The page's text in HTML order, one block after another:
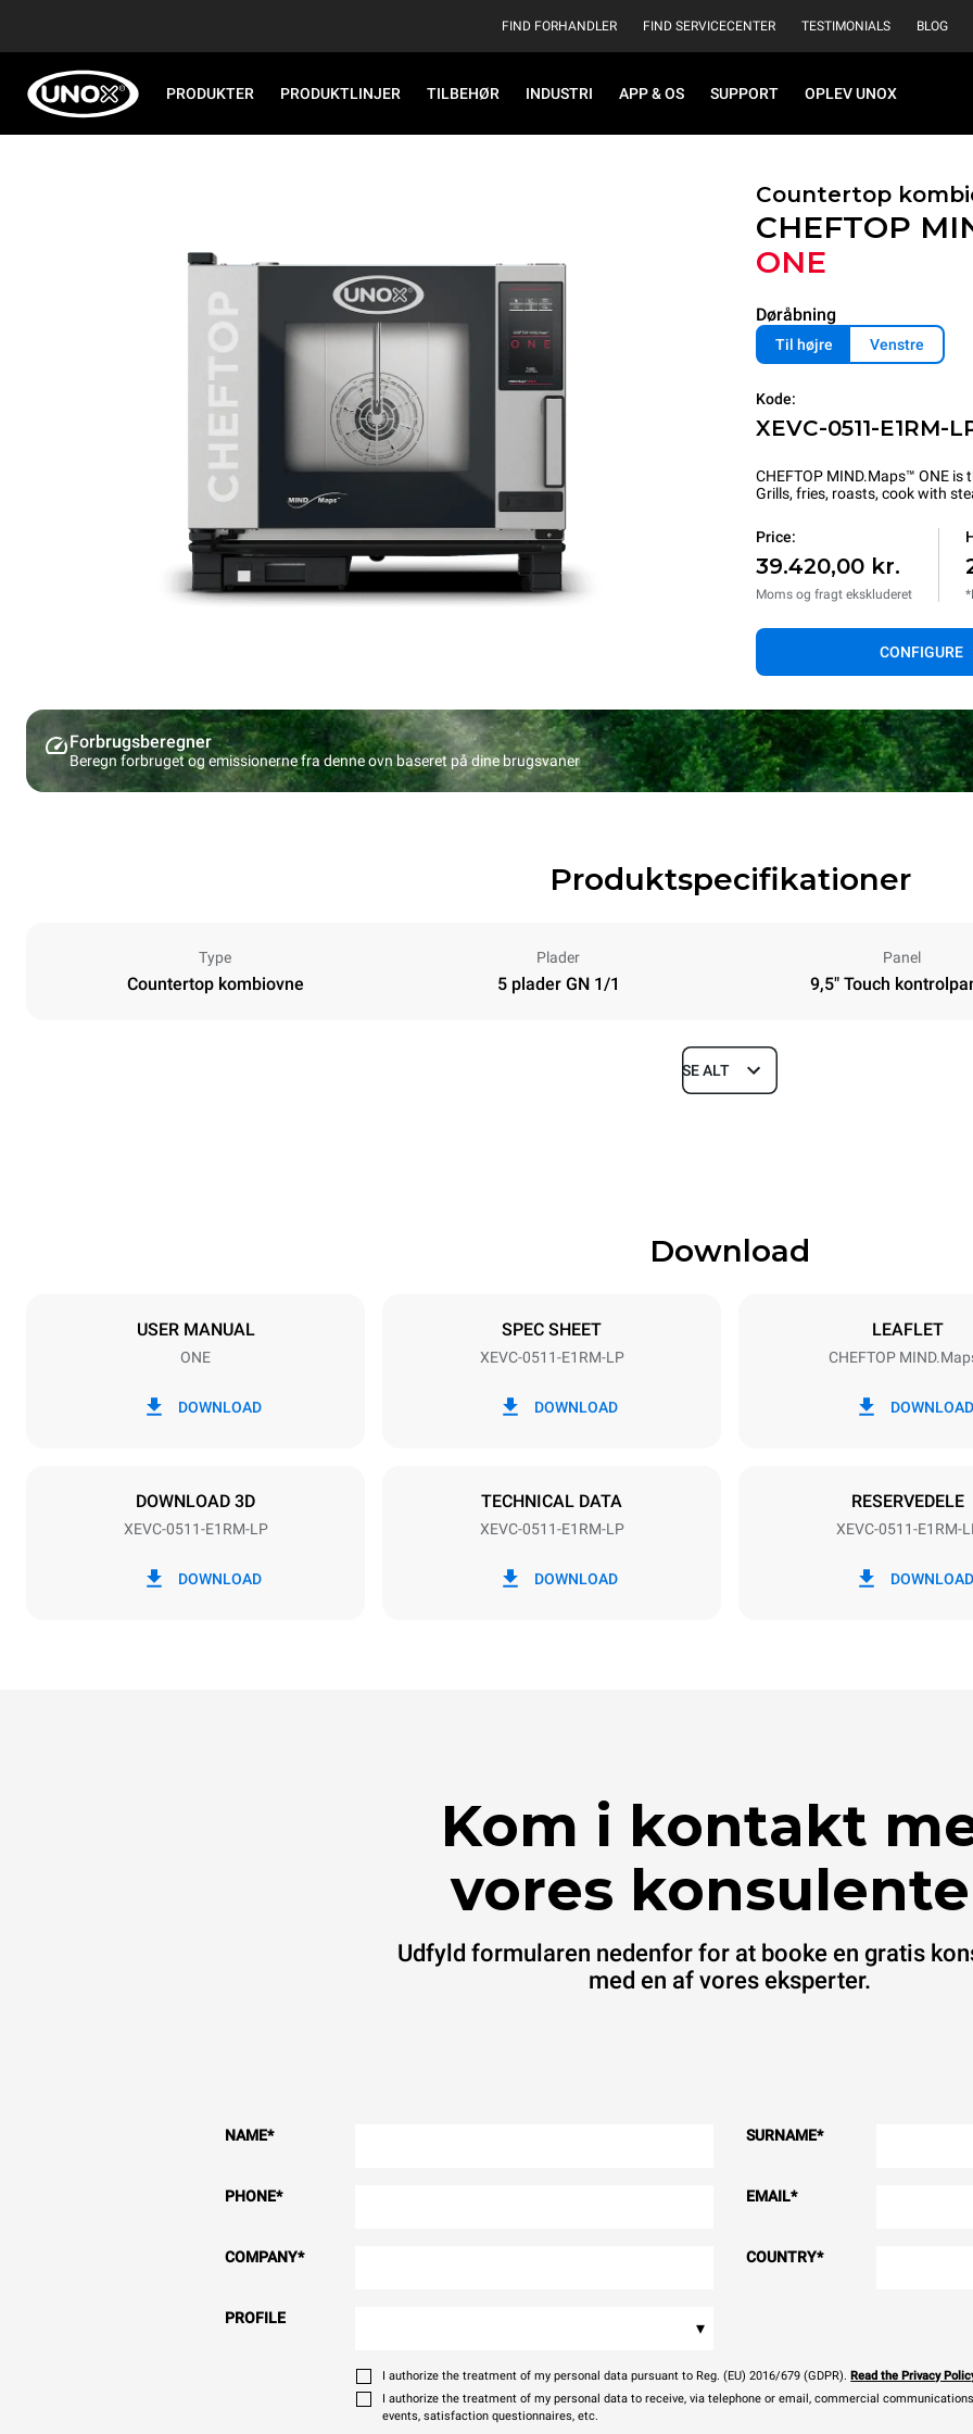
FIND FORHANDLER FIND SERVICECENTER TESTIMONIALS BLOG
PRODUKTER PRODUKTLINJER TILBEHØR INDUSTRI APP & OS SUPPORT OPLEV UNOX
Countertop
CHEFTOP
ONE
Døråbning
Til højre Venstre
Kode:
XEVC-0511-E1RM-
CHEFTOP MIND.Maps™ ONE
Grills, fries, roasts, cook with
Price:
39.420,00 kr.
Moms og fragt ekskluderet
CONFIGURE
Forbrugsberegner
Beregn forbruget og emissionerne fra denne ovn baseret på dine brugsvaner
Produktspecifikationer
Type
Countertop kombiovne
Plader
5 plader GN 1/1
Panel
9,5" Touch
Tray size
380-415V 3N~ / 220-240V 3~ / 220-240V
Forbrug i kwh og co2 udledning
SE ALT
Download
USER MANUAL
ONE
DOWNLOAD
SPEC SHEET
XEVC-0511-E1RM-LP
DOWNLOAD
LEAFLET
CHEFTOP
DOWNLOAD
DOWNLOAD 3D
XEVC-0511-E1RM-LP
DOWNLOAD
TECHNICAL DATA
XEVC-0511-E1RM-LP
DOWNLOAD
RESERVEDELE
XEVC-0511-E1RM-
DOWNLOAD
Kom i kontakt
vores
Udfyld formularen nedenfor for at booke en gratis
med en af vores eksperter.
NAME* SURNAME*
PHONE* EMAIL*
COMPANY* COUNTRY*
PROFILE ▾
I authorize the treatment of my personal data pursuant to Reg. (EU) 2016/679 (GDPR). Read the Privacy
I authorize the treatment of my personal data to receive, via telephone or email, commercial
events, satisfaction questionnaires, etc.